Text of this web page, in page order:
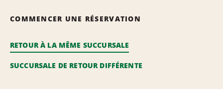
COMMENCER UNE RÉSERVATION
RETOUR À LA MÊME SUCCURSALE
SUCCURSALE DE RETOUR DIFFÉRENTE